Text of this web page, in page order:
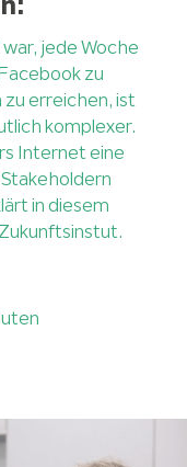
jede Woche
zu
erreichen, ist
komplexer.
Internet eine
in diesem